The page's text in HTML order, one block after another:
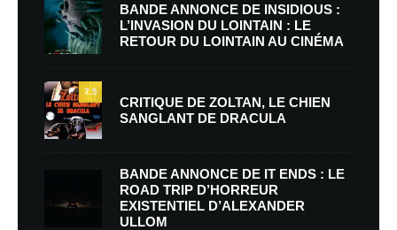
BANDE ANNONCE DE INSIDIOUS :
L’INVASION DU LOINTAIN : LE
RETOUR DU LOINTAIN AU CINÉMA
7.5
CRITIQUE DE ZOLTAN, LE CHIEN
SANGLANT DE DRACULA
BANDE ANNONCE DE IT ENDS : LE
ROAD TRIP D’HORREUR
EXISTENTIEL D’ALEXANDER
ULLOM